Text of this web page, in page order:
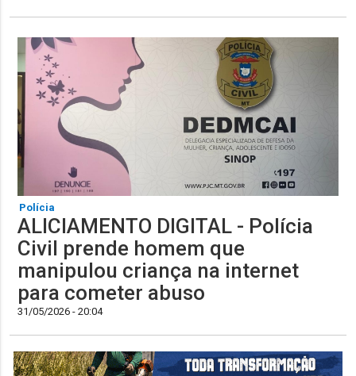
Polícia
ALICIAMENTO DIGITAL - Polícia
Civil prende homem que
manipulou criança na internet
para cometer abuso
31/05/2026 - 20:04